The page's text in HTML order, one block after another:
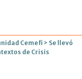
Cemefi > Se llevó
de Crisis